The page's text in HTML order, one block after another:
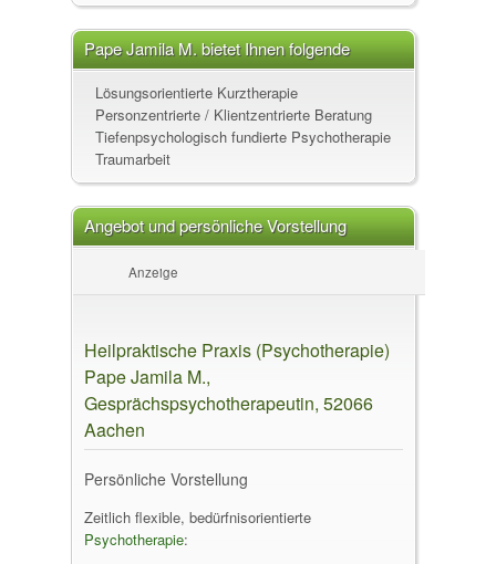
Pape Jamila M. bietet Ihnen folgende
Leistungen an
Lösungsorientierte Kurztherapie
Personzentrierte / Klientzentrierte Beratung
Tiefenpsychologisch fundierte Psychotherapie
Traumarbeit
Angebot und persönliche Vorstellung
Anzeige
Heilpraktische Praxis (Psychotherapie)
Pape Jamila M.,
Gesprächspsychotherapeutin, 52066
Aachen
Persönliche Vorstellung
Zeitlich flexible, bedürfnisorientierte
Psychotherapie: